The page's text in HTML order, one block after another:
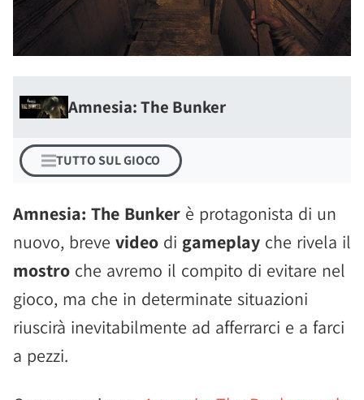
Amnesia: The Bunker
TUTTO SUL GIOCO
Amnesia: The Bunker è protagonista di un
nuovo, breve video di gameplay che rivela il
mostro che avremo il compito di evitare nel
gioco, ma che in determinate situazioni
riuscirà inevitabilmente ad afferrarci e a farci
a pezzi.